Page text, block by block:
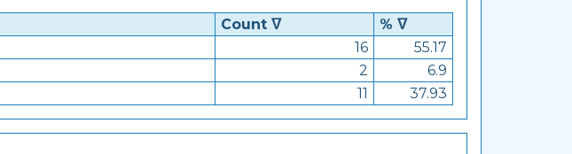
Count ᐁ
% ᐁ
16
55.17
2
6.9
11 37.93